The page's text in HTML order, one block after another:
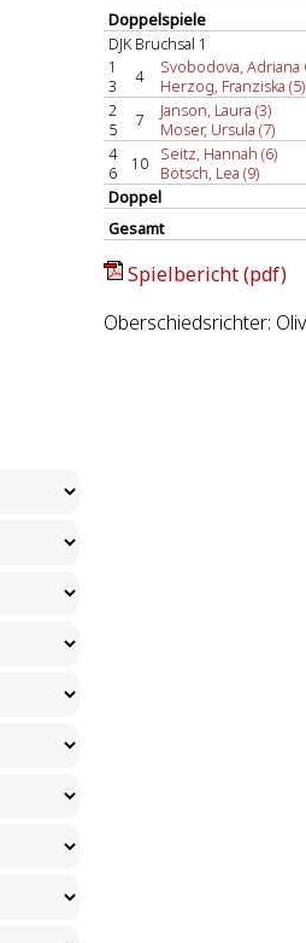
Doppelspiele
DJK Bruchsal 1
1
3
4
Svobodova, Adriana
Herzog, Franziska (5)
2
5
7
Janson, Laura (3)
Moser, Ursula (7)
4
6
10
Seitz, Hannah (6)
Bötsch, Lea (9)
Doppel
Gesamt
Spielbericht (pdf)
Oberschiedsrichter: